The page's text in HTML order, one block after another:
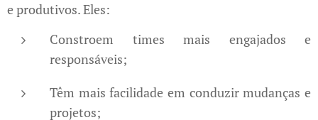
e produtivos. Eles:
Constroem times mais engajados e
responsáveis;
Têm mais facilidade em conduzir mudanças e
projetos;